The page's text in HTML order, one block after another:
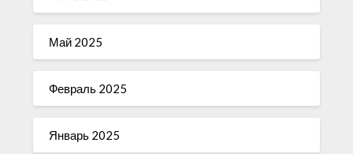
Май 2025
Февраль 2025
Январь 2025